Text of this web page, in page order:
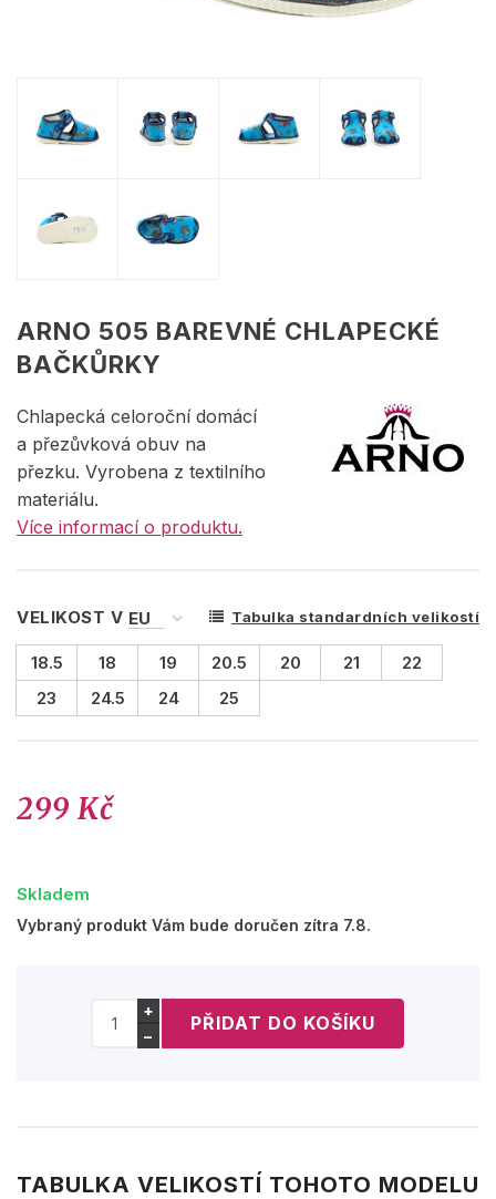
ARNO 505 BAREVNÉ CHLAPECKÉ
BAČKŮRKY
Chlapecká celoroční domácí
a přezůvková obuv na
přezku. Vyrobena z textilního
materiálu.
Více informací o produktu.
VELIKOST V Tabulka standardních velikostí
18.5 18 19 20.5 20 21
22
23
24.5 24 25
299 Kč
Skladem
Vybraný produkt Vám bude doručen zítra 7.8.
+
−
TABULKA VELIKOSTÍ TOHOTO MODELU